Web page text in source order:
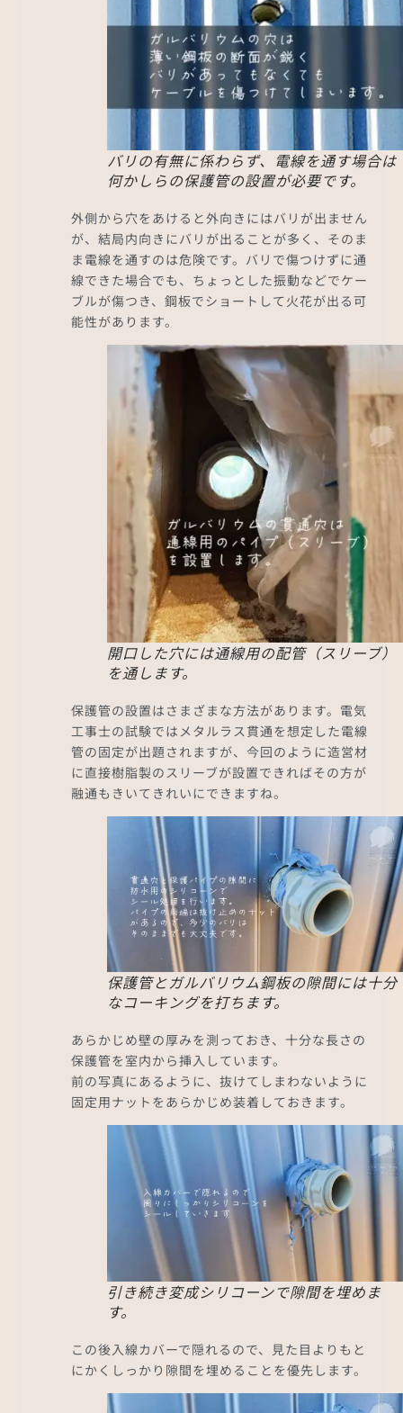
バリの有無に係わらず、電線を通す場合は
何かしらの保護管の設置が必要です。
外側から穴をあけると外向きにはバリが出ません
が、結局内向きにバリが出ることが多く、そのま
ま電線を通すのは危険です。バリで傷つけずに通
線できた場合でも、ちょっとした振動などでケー
ブルが傷つき、鋼板でショートして火花が出る可
能性があります。
開口した穴には通線用の配管（スリーブ）
を通します。
保護管の設置はさまざまな方法があります。電気
工事士の試験ではメタルラス貫通を想定した電線
管の固定が出題されますが、今回のように造営材
に直接樹脂製のスリーブが設置できればその方が
融通もきいてきれいにできますね。
保護管とガルバリウム鋼板の隙間には十分
なコーキングを打ちます。
あらかじめ壁の厚みを測っておき、十分な長さの
保護管を室内から挿入しています。
前の写真にあるように、抜けてしまわないように
固定用ナットをあらかじめ装着しておきます。
引き続き変成シリコーンで隙間を埋めま
す。
この後入線カバーで隠れるので、見た目よりもと
にかくしっかり隙間を埋めることを優先します。